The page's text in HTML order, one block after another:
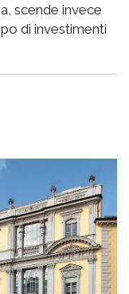
scende invece
di investimenti